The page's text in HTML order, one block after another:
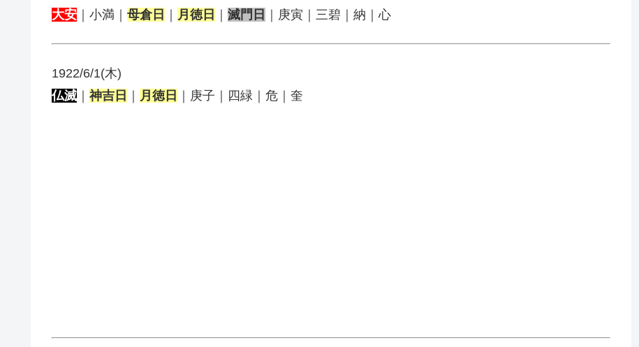
大安 ｜小満｜ 母倉日 ｜ 月徳日 ｜ 滅門日 ｜庚寅｜三碧｜納｜心
1922/6/1(木)
仏滅 ｜ 神吉日 ｜ 月徳日 ｜庚子｜四緑｜危｜奎